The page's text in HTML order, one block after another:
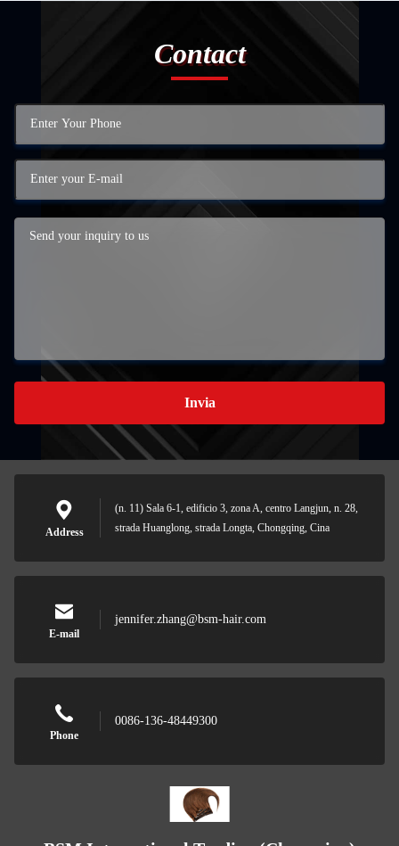
Contact
Invia
Address
(n. 11) Sala 6-1, edificio 3, zona A, centro Langjun, n. 28,
strada Huanglong, strada Longta, Chongqing, Cina
E-mail
jennifer.zhang@bsm-hair.com
Phone
0086-136-48449300